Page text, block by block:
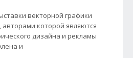
векторной графики
которой являются
дизайна и рекламы
и